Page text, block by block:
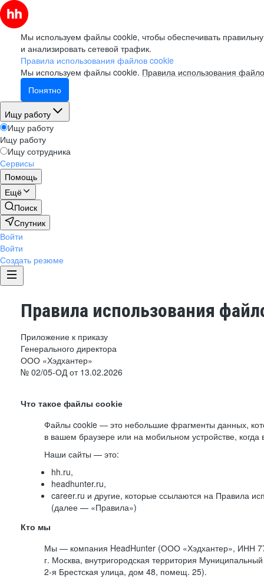
Мы используем файлы cookie, чтобы обеспечивать
и анализировать сетевой трафик.
Правила использования файлов cookie
Мы используем файлы cookie. Правила использования
Понятно
Ищу работу
Ищу работу
Ищу работу
Ищу сотрудника
Сервисы
Помощь
Ещё
Поиск
Спутник
Войти
Войти
Создать резюме
Правила использования
Приложение к приказу
Генерального директора
ООО «Хэдхантер»
№ 02/05-ОД от 13.02.2026
Что такое файлы cookie
Файлы cookie — это небольшие фрагменты данных,
в вашем браузере или на мобильном устройстве,
Наши сайты — это:
hh.ru,
headhunter.ru,
career.ru и другие, которые ссылаются на Правила
(далее — «Правила»)
Кто мы
Мы — компания HeadHunter (ООО «Хэдхантер», ИНН
г. Москва, внутригородская территория Муниципальный
2-я Брестская улица, дом 48, помещ. 25).